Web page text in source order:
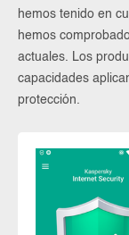
hemos tenido en
hemos
actuales. Los
capacidades
protección.